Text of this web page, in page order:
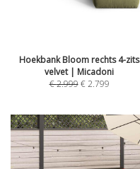
Hoekbank Bloom rechts 4-zits
velvet | Micadoni
€2.999 €2.799